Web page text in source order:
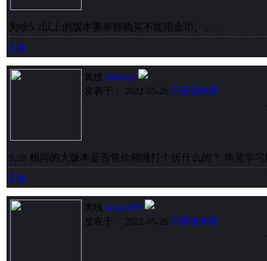
为啥5.2以上的版本要单独购买不能用金币。。。
回复
离线 linbenyi
发表于： 2022-05-26 只看该作者
5.20 相同的大版本是否售价稍微打个折什么的？ 毕竟学
回复
离线 ddaann99
发表于： 2022-05-26 只看该作者